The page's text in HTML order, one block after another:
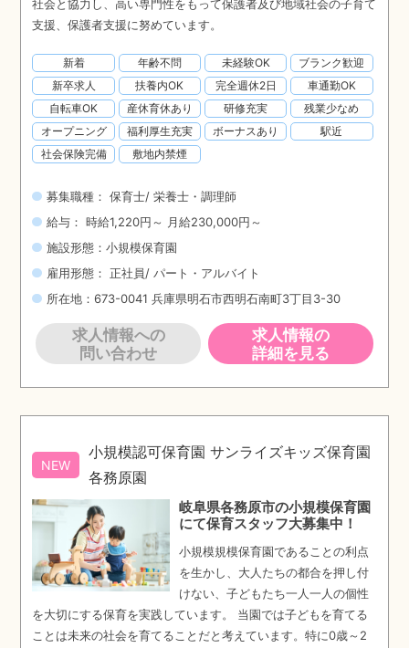
社会と協力し、高い専門性をもって保護者及び地域社会の子育て
支援、保護者支援に努めています。
新着 年齢不問 未経験OK
ブランク歓迎
新卒求人
扶養内OK 完全週休2日
車通勤OK
自転車OK
産休育休あり 研修充実
残業少なめ
オープニング
福利厚生充実 ボーナスあり
駅近
社会保険完備
敷地内禁煙
募集職種： 保育士/ 栄養士・調理師
給与： 時給1,220円～ 月給230,000円～
施設形態：小規模保育園
雇用形態： 正社員/ パート・アルバイト
所在地：673-0041 兵庫県明石市西明石南町3丁目3-30
求人情報への
問い合わせ
求人情報の
詳細を見る
NEW
小規模認可保育園 サンライズキッズ保育園
各務原園
岐阜県各務原市の小規模保育園
にて保育スタッフ大募集中！
小規模規模保育園であることの利点
を生かし、大人たちの都合を押し付
けない、子どもたち一人一人の個性
を大切にする保育を実践しています。 当園では子どもを育てる
ことは未来の社会を育てることだと考えています。特に0歳～2